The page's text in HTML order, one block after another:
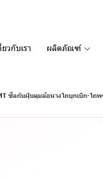
ยวกับเรา ผลิตภัณฑ์
ซีลกันฝุ่นดุมล้อหางไถบุกเบิก-ไถพ